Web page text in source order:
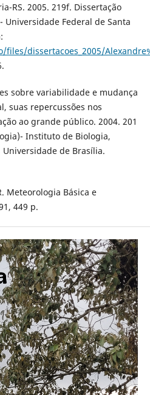
RS. 2005. 219f. Dissertação
Universidade Federal de Santa
dissertacoes_2005/
sobre variabilidade e mudança
suas repercussões nos
ao grande público. 2004. 201
Instituto de Biologia,
de Brasília.
Meteorologia Básica e
449 p.